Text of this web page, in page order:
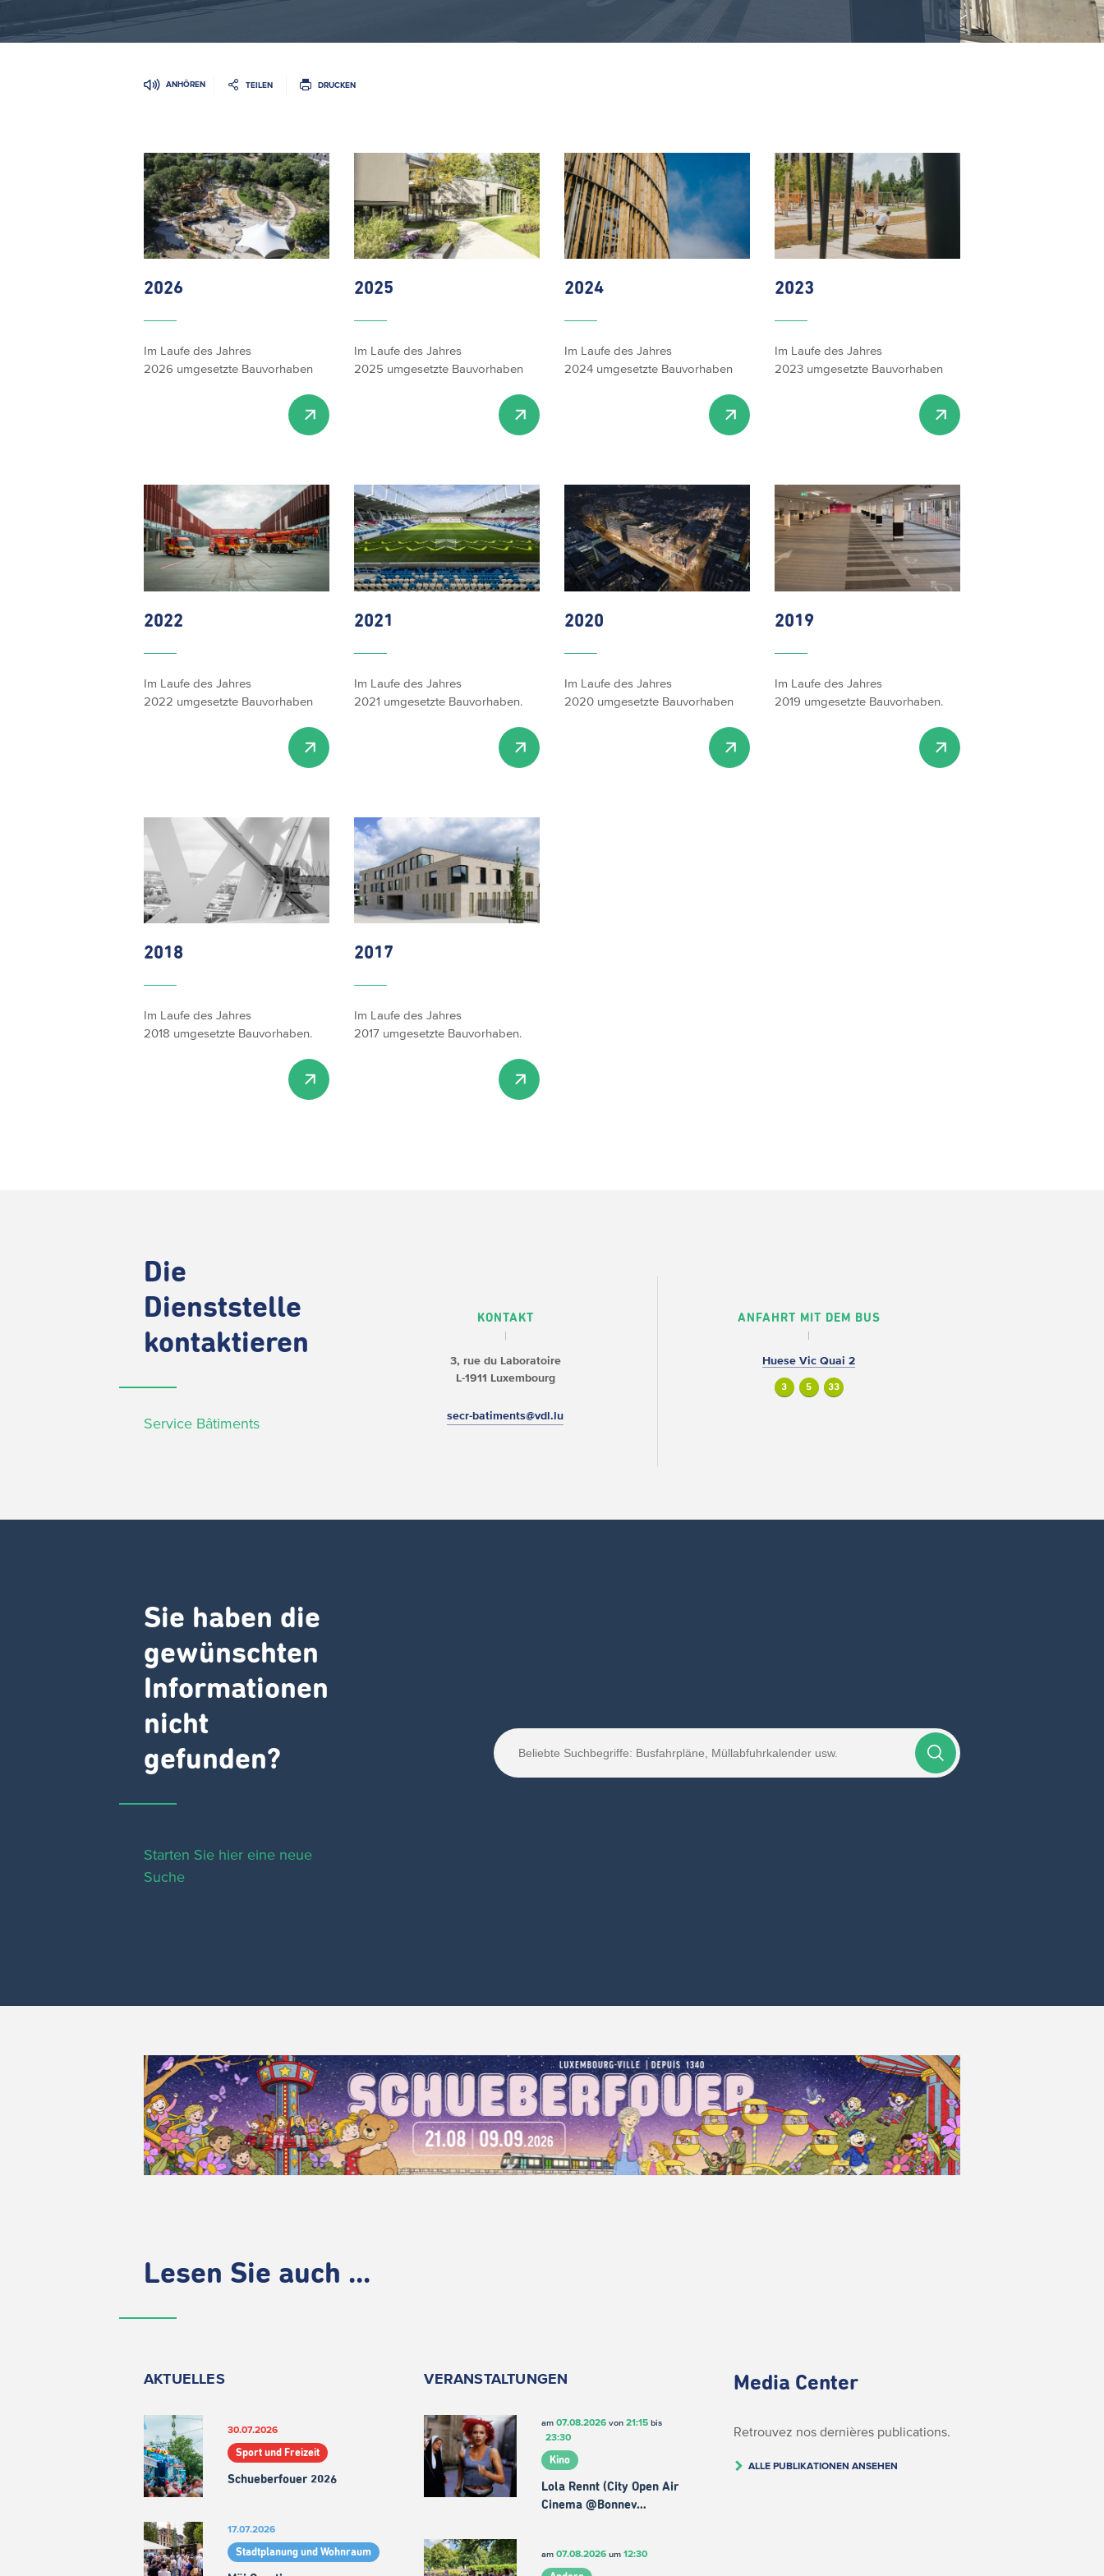
ANHÖREN TEILEN DRUCKEN
2026
Im Laufe des Jahres
2026 umgesetzte Bauvorhaben
2025
Im Laufe des Jahres
2025 umgesetzte Bauvorhaben
2024
Im Laufe des Jahres
2024 umgesetzte Bauvorhaben
2023
Im Laufe des Jahres
2023 umgesetzte Bauvorhaben
2022
Im Laufe des Jahres
2022 umgesetzte Bauvorhaben
2021
Im Laufe des Jahres
2021 umgesetzte Bauvorhaben.
2020
Im Laufe des Jahres
2020 umgesetzte Bauvorhaben
2019
Im Laufe des Jahres
2019 umgesetzte Bauvorhaben.
2018
Im Laufe des Jahres
2018 umgesetzte Bauvorhaben.
2017
Im Laufe des Jahres
2017 umgesetzte Bauvorhaben.
Die
Dienststelle
kontaktieren
Service Bâtiments
KONTAKT
3, rue du Laboratoire
L-1911 Luxembourg
secr-batiments@vdl.lu
ANFAHRT MIT DEM BUS
Huese Vic Quai 2
3 5 33
Sie haben die
gewünschten
Informationen
nicht
gefunden?
Starten Sie hier eine neue
Suche
Lesen Sie auch ...
AKTUELLES
30.07.2026
Sport und Freizeit
Schueberfouer 2026
17.07.2026
Stadtplanung und Wohnraum
VERANSTALTUNGEN
am 07.08.2026von 21:15bis
23:30
Kino
Lola Rennt (City Open Air
Cinema @Bonnev…
am 07.08.2026um 12:30
Media Center
Retrouvez nos dernières publications.
ALLE PUBLIKATIONEN ANSEHEN